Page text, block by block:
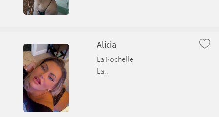
Attignat
Bâgé-le-Châtel
Balan
Baneins
Alicia
La Rochelle
La...